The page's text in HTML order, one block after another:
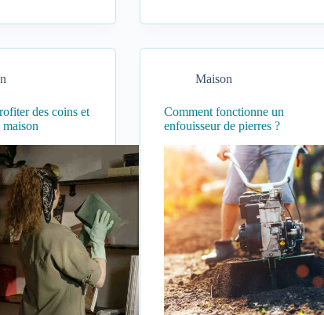
des coins et
Maison
Comment fonctionne un
enfouisseur de pierres ?